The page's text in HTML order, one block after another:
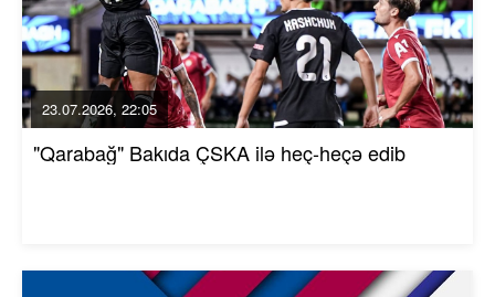
23.07.2026, 22:05
"Qarabağ" Bakıda ÇSKA ilə heç-heçə edib